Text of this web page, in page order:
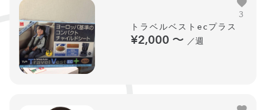
トラベルベストecプラス
¥2,000 〜 ／週
3